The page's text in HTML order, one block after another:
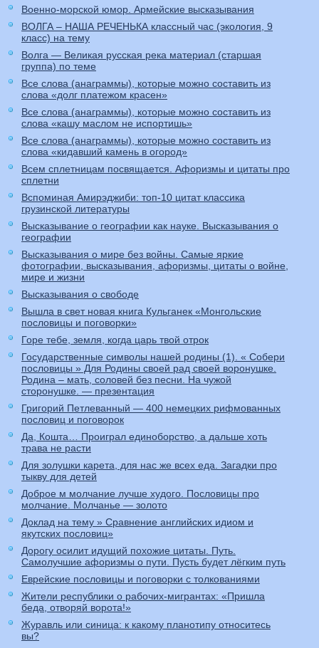
Военно-морской юмор. Армейские высказывания
ВОЛГА – НАША РЕЧЕНЬКА классный час (экология, 9
класс) на тему
Волга — Великая русская река материал (старшая
группа) по теме
Все слова (анаграммы), которые можно составить из
слова «долг платежом красен»
Все слова (анаграммы), которые можно составить из
слова «кашу маслом не испортишь»
Все слова (анаграммы), которые можно составить из
слова «кидавший камень в огород»
Всем сплетницам посвящается. Афоризмы и цитаты про
сплетни
Вспоминая Амирэджиби: топ-10 цитат классика
грузинской литературы
Высказывание о географии как науке. Высказывания о
географии
Высказывания о мире без войны. Самые яркие
фотографии, высказывания, афоризмы, цитаты о войне,
мире и жизни
Высказывания о свободе
Вышла в свет новая книга Кульганек «Монгольские
пословицы и поговорки»
Горе тебе, земля, когда царь твой отрок
Государственные символы нашей родины (1). « Собери
пословицы » Для Родины своей рад своей воронушке.
Родина – мать, соловей без песни. На чужой
сторонушке. — презентация
Григорий Петлеванный — 400 немецких рифмованных
пословиц и поговорок
Да, Кошта… Проиграл единоборство, а дальше хоть
трава не расти
Для золушки карета, для нас же всех еда. Загадки про
тыкву для детей
Доброе м молчание лучше худого. Пословицы про
молчание. Молчанье — золото
Доклад на тему » Сравнение английских идиом и
якутских пословиц»
Дорогу осилит идущий похожие цитаты. Путь.
Самолучшие афоризмы о пути. Пусть будет лёгким путь
Еврейские пословицы и поговорки с толкованиями
Жители республики о рабочих-мигрантах: «Пришла
беда, отворяй ворота!»
Журавль или синица: к какому планотипу относитесь
вы?